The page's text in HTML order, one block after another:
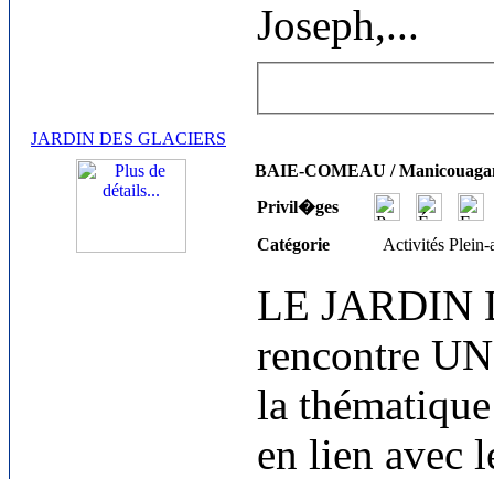
Joseph,...
JARDIN DES GLACIERS
BAIE-COMEAU /
Privil�ges
Catégorie
Activités
LE JARDIN
rencontre
la
en lien avec